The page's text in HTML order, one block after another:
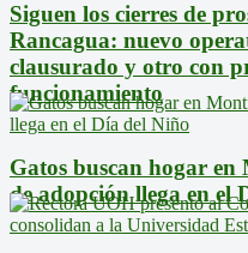
Siguen los cierres de
Rancagua: nuevo
clausurado y otro con
funcionamiento
Gatos buscan hogar
de adopción llega en el